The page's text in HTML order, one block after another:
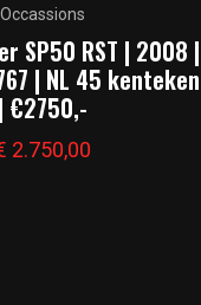
Occassions
SP50 RST | 2008 |
| NL 45 kenteken
| €2750,-
2.750,00